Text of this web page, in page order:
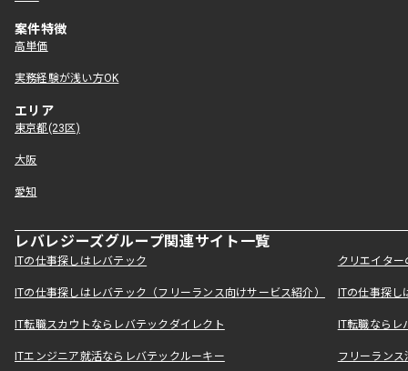
案件特徴
高単価
実務経験が浅い方OK
エリア
東京都(23区)
大阪
愛知
レバレジーズグループ関連サイト一覧
ITの仕事探しはレバテック クリエイタ
ITの仕事探しはレバテック（フリーランス向けサービス紹介） ITの仕事探
IT転職スカウトならレバテックダイレクト IT転職なら
ITエンジニア就活ならレバテックルーキー フリーラン